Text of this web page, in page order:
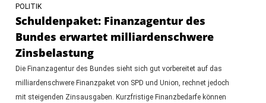
POLITIK
Schuldenpaket: Finanzagentur des
Bundes erwartet milliardenschwere
Zinsbelastung
Die Finanzagentur des Bundes sieht sich gut vorbereitet auf das
milliardenschwere Finanzpaket von SPD und Union, rechnet jedoch
mit steigenden Zinsausgaben. Kurzfristige Finanzbedarfe können